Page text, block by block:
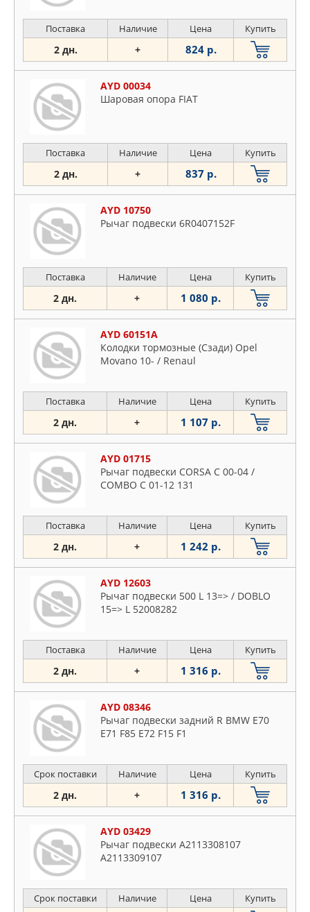
Поставка Наличие Цена Купить
2 дн. + 824 р.
AYD 00034
Шаровая опора FIAT
Поставка Наличие Цена Купить
2 дн. + 837 р.
AYD 10750
Рычаг подвески 6R0407152F
Поставка Наличие Цена Купить
2 дн. + 1 080 р.
AYD 60151A
Колодки тормозные (Сзади) Opel
Movano 10- / Renaul
Поставка Наличие Цена Купить
2 дн. + 1 107 р.
AYD 01715
Рычаг подвески CORSA C 00-04 /
COMBO C 01-12 131
Поставка Наличие Цена Купить
2 дн. + 1 242 р.
AYD 12603
Рычаг подвески 500 L 13=> / DOBLO
15=> L 52008282
Поставка Наличие Цена Купить
2 дн. + 1 316 р.
AYD 08346
Рычаг подвески задний R BMW E70
E71 F85 E72 F15 F1
Срок поставки Наличие Цена Купить
2 дн. + 1 316 р.
AYD 03429
Рычаг подвески A2113308107
A2113309107
Срок поставки Наличие Цена Купить